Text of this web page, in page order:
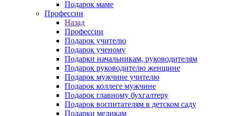
Подарок маме
Профессии
Назад
Профессии
Подарок учителю
Подарок ученому
Подарки начальникам, руководителям
Подарок руководителю женщине
Подарок мужчине учителю
Подарок коллеге мужчине
Подарок главному бухгалтеру
Подарок воспитателям в детском саду
Подарки медикам